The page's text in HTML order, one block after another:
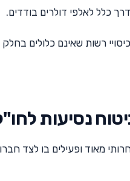
כלל לאלפי דולרים בודדים.
רשות שאינם כלולים
מאוד ופעילים בו לצד